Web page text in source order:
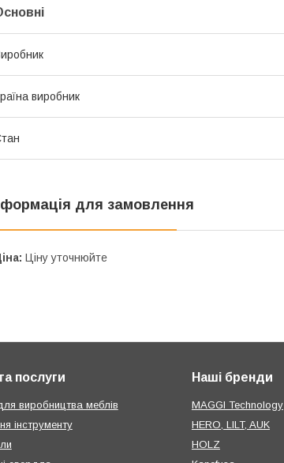
виробник
для замовлення
Ціну уточнюйте
послуги
виробництва меблів
інструменту
Наші бренди
MAGGI Technology
HERO, LILT, AUK
HOLZ